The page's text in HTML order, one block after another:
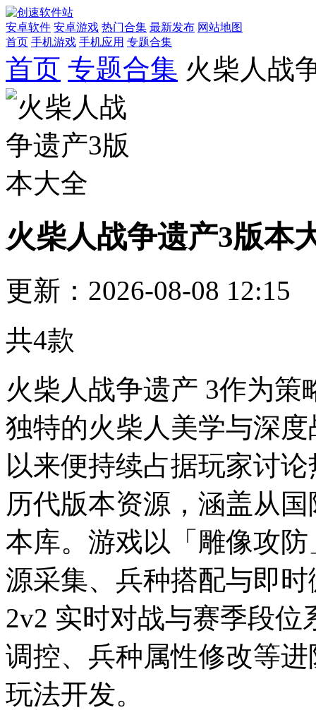
安卓软件 安卓游戏 热门合集 最新发布 网站地图
首页 手机游戏 手机应用 专题合集
首页 专题合集 火柴人战
火柴人战争遗产3版本
更新：2026-08-08 12:15
共4款
火柴人战争遗产 3作为
独特的火柴人美学与深
以来便持续占据玩家讨
历代版本资源，涵盖从
本库。游戏以「雕像攻
源采集、兵种搭配与即
2v2 实时对战与赛季段
调控、兵种属性修改等
玩法开发。